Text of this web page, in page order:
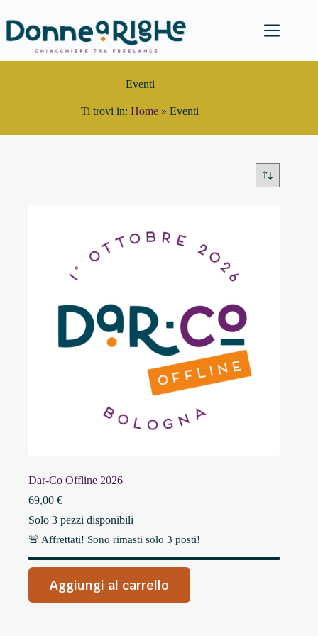
al
contenuto
Eventi
Ti trovi in:Home »Eventi
Dar-Co Offline 2026
69,00 €
Solo 3 pezzi disponibili
🚨 Affrettati! Sono rimasti solo 3 posti!
Aggiungi al carrello